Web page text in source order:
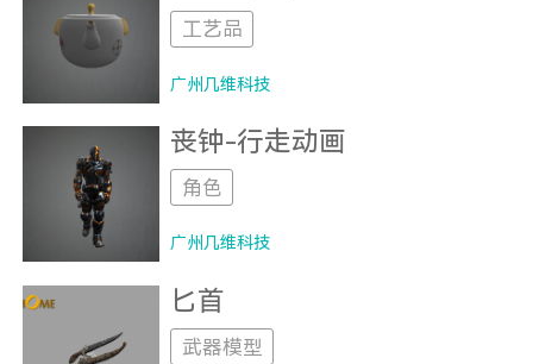
工艺品
广州几维科技
丧钟-行走动画
角色
广州几维科技
匕首
武器模型